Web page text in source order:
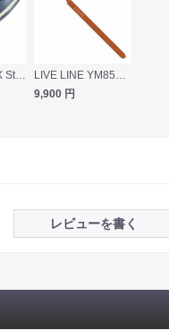
Couch Racer X Steel Blue / White ギターストラップ
LIVE LINE YM85CAM 栃木レザー ギターストラップ
9,900 円
レビューを書く